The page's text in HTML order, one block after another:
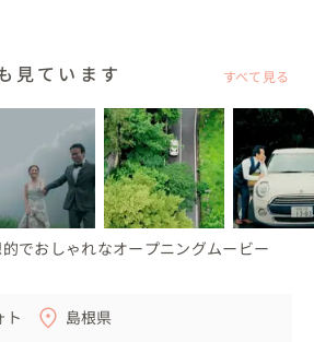
見ています すべて見る
でおしゃれなオープニングムービー
ト
島根県